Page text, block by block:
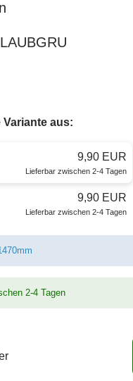
Variante aus:
9,90 EUR
Lieferbar zwischen 2-4 Tagen
9,90 EUR
Lieferbar zwischen 2-4 Tagen
2-4 Tagen